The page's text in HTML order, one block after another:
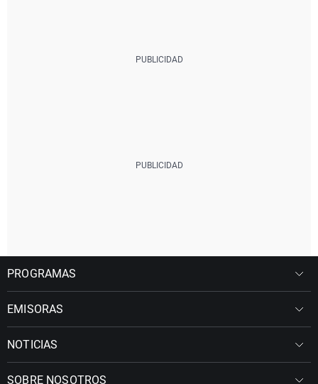
PROGRAMAS
EMISORAS
NOTICIAS
SOBRE NOSOTROS